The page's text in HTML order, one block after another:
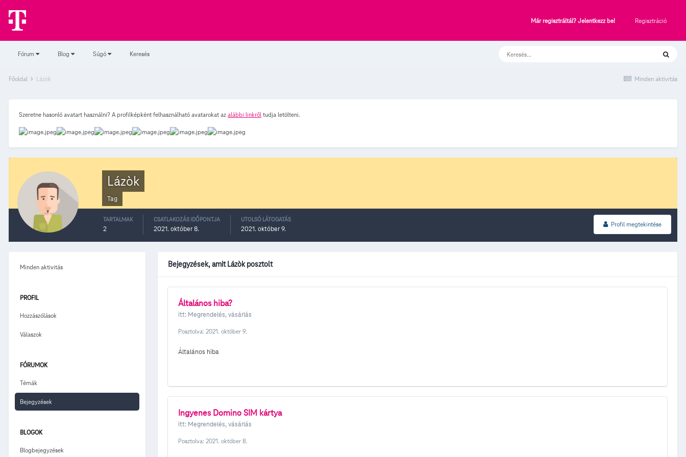
Már regisztráltál? Jelentkezz be! Regisztráció
Fórum Blog Súgó Keresés
Minden aktivitás
Főoldal Lázòk
Szeretne hasonló avatart használni? A profilképként felhasználható avatarokat az alábbi linkről tudja letölteni.
Lázòk
Tag
Profil megtekintése
TARTALMAK
2
CSATLAKOZÁS IDŐPONTJA
2021. október 8.
UTOLSÓ LÁTOGATÁS
2021. október 9.
Minden aktivitás
PROFIL
Hozzászólások
Válaszok
FÓRUMOK
Témák
Bejegyzések
BLOGOK
Blogbejegyzések
Bejegyzések, amit Lázòk posztolt
Általános hiba?
itt: Megrendelés, vásárlás
Posztolva: 2021. október 9.
Általános hiba
Ingyenes Domino SIM kártya
itt: Megrendelés, vásárlás
Posztolva: 2021. október 8.